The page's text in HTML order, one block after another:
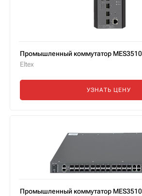
Промышленный коммутатор
Eltex
УЗНАТЬ ЦЕНУ
Промышленный коммутатор